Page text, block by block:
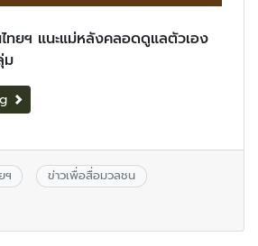
ทยฯ แนะแม่หลังคลอดดูแลตัวเอง
ม
ฯ
ข่าวเพื่อสื่อมวลชน